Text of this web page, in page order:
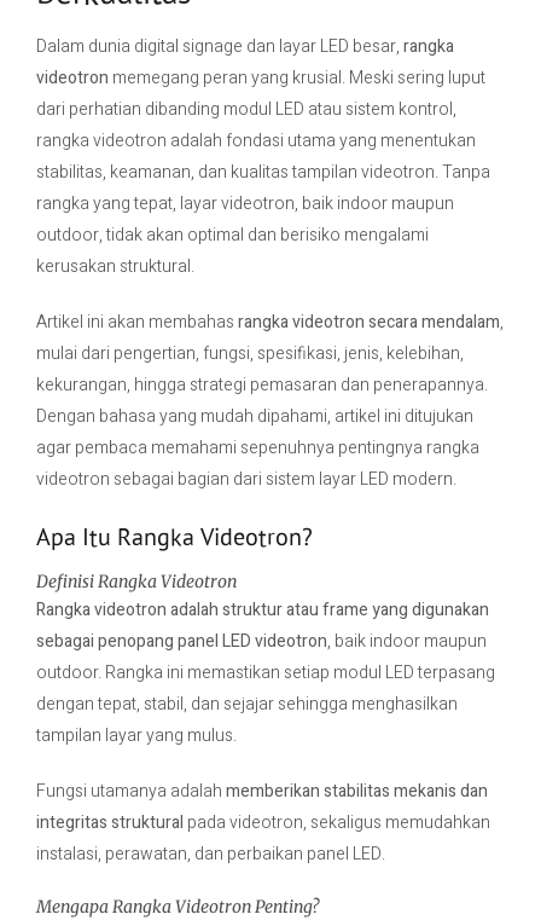
Project
Contact Us
Dalam dunia digital signage dan layar LED besar,rangka
videotron memegang peran yang krusial. Meski sering luput
dari perhatian dibanding modul LED atau sistem kontrol,
rangka videotron adalah fondasi utama yang menentukan
stabilitas, keamanan, dan kualitas tampilan videotron. Tanpa
rangka yang tepat, layar videotron, baik indoor maupun
outdoor, tidak akan optimal dan berisiko mengalami
kerusakan struktural.
Artikel ini akan membahasrangka videotron secara mendalam,
mulai dari pengertian, fungsi, spesifikasi, jenis, kelebihan,
kekurangan, hingga strategi pemasaran dan penerapannya.
Dengan bahasa yang mudah dipahami, artikel ini ditujukan
agar pembaca memahami sepenuhnya pentingnya rangka
videotron sebagai bagian dari sistem layar LED modern.
Apa Itu Rangka Videotron?
Definisi Rangka Videotron
Rangka videotron adalah struktur atau frame yang digunakan
sebagai penopang panel LED videotron, baik indoor maupun
outdoor. Rangka ini memastikan setiap modul LED terpasang
dengan tepat, stabil, dan sejajar sehingga menghasilkan
tampilan layar yang mulus.
Fungsi utamanya adalahmemberikan stabilitas mekanis dan
integritas struktural pada videotron, sekaligus memudahkan
instalasi, perawatan, dan perbaikan panel LED.
Mengapa Rangka Videotron Penting?